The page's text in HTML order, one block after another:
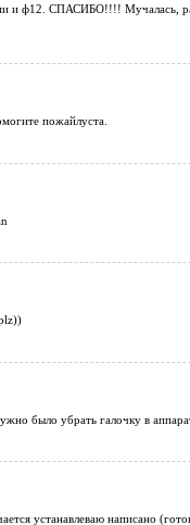
и ф12. СПАСИБО!!!! Мучалась,
пожайлуста.
было убрать галочку в
устанавлеваю написано